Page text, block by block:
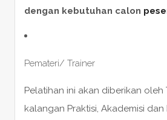
dengan kebutuhan calon
Pemateri/ Trainer
Pelatihan ini akan diberikan oleh
kalangan Praktisi, Akademisi dan